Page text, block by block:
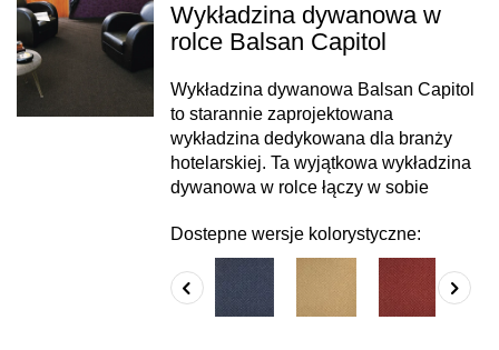
Wykładzina dywanowa w
rolce Balsan Capitol
Wykładzina dywanowa Balsan Capitol
to starannie zaprojektowana
wykładzina dedykowana dla branży
hotelarskiej. Ta wyjątkowa wykładzina
dywanowa w rolce łączy w sobie
Dostepne wersje kolorystyczne: